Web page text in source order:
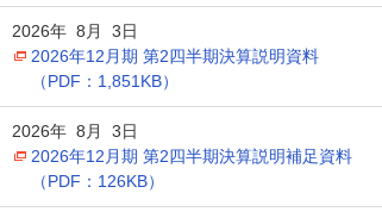
2026年 8月 3日
2026年12月期 第2四半期決算説明資料
（PDF：1,851KB）
2026年 8月 3日
2026年12月期 第2四半期決算説明補足資料
（PDF：126KB）